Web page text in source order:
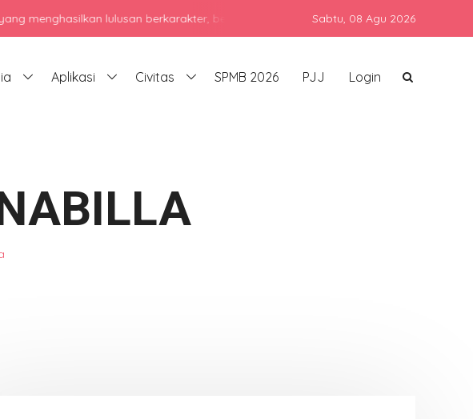
lulusan berkarakter, berprestasi, dan siap bersaing di era global dengan
Sabtu, 08 Agu 2026
Aplikasi Civitas SPMB 2026 PJJ Login